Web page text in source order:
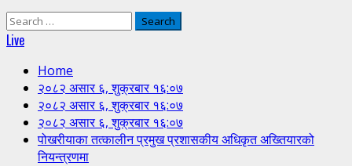
Search
for:
Live
Home
२०८२ असार ६, शुक्रबार १६:०७
२०८२ असार ६, शुक्रबार १६:०७
२०८२ असार ६, शुक्रबार १६:०७
पोखरीयाका तत्कालीन प्रमुख प्रशासकीय अधिकृत अख्तियारको
नियन्त्रणमा